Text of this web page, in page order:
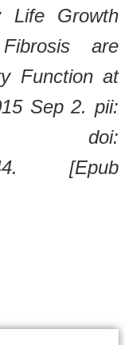
Life Growth
are
Function at
Sep 2. pii:
7. doi:
[Epub